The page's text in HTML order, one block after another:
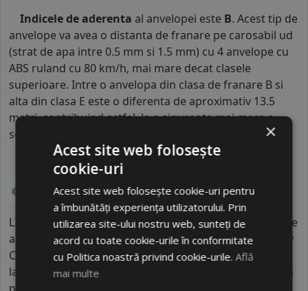
Indicele de aderenta al anvelopei este B. Acest tip de
anvelope va avea o distanta de franare pe carosabil ud
(strat de apa intre 0.5 mm si 1.5 mm) cu 4 anvelope cu
ABS ruland cu 80 km/h, mai mare decat clasele
superioare. Intre o anvelopa din clasa de franare B si
alta din clasa E este o diferenta de aproximativ 13.5
metri, contribuind astfel, la o siguranta mai mare a
soferului si participantilor din trafic.
LINGLONG este unul dintre cei mai mari producători de
anvelope din China, cu fabrici în mai multe țări, inclusiv
China, Thailanda și Serbia, și cu zeci de mii de angajați
la nivel global. Compania are o prezență internațională
×
Acest site web folosește
cookie-uri
Acest site web folosește cookie-uri pentru
a îmbunătăți experiența utilizatorului. Prin
utilizarea site-ului nostru web, sunteți de
acord cu toate cookie-urile în conformitate
cu Politica noastră privind cookie-urile.Află
mai multe